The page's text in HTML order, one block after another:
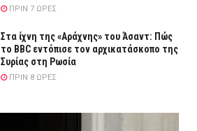
ΠΡΙΝ 7 ΏΡΕΣ
Στα ίχνη της «Αράχνης» του Άσαντ: Πώς
το BBC εντόπισε τον αρχικατάσκοπο της
Συρίας στη Ρωσία
ΠΡΙΝ 8 ΏΡΕΣ